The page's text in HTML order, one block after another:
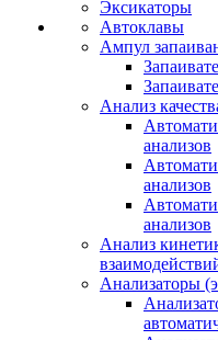
Эксикаторы
Автоклавы
Ампул
Анализ
анализов
анализов
анализов
Анализ
Анализаторы